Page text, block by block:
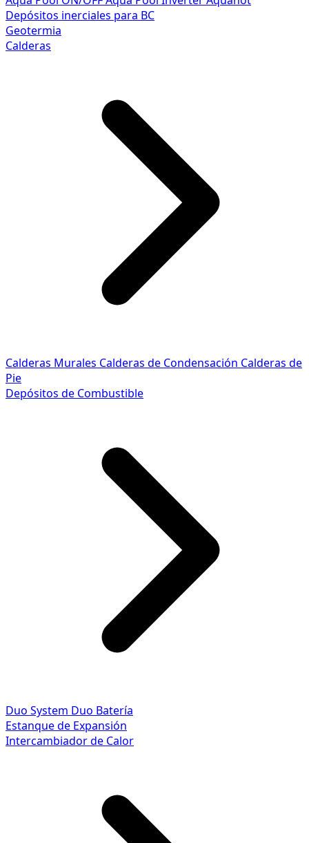
Depósitos inerciales para BC
Geotermia
Calderas
Calderas Murales Calderas de Condensación Calderas de
Pie
Depósitos de Combustible
Duo System Duo Batería
Estanque de Expansión
Intercambiador de Calor